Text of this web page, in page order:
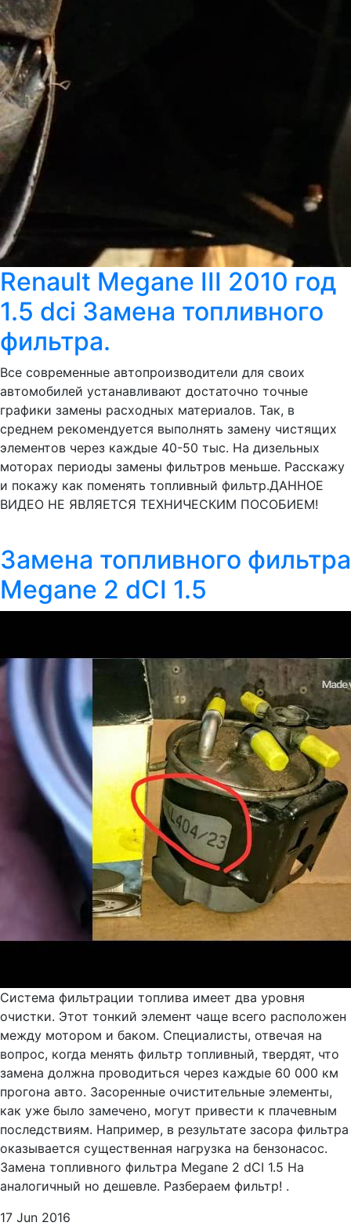
Renault Megane III 2010 год
1.5 dci Замена топливного
фильтра.
Все современные автопроизводители для своих
автомобилей устанавливают достаточно точные
графики замены расходных материалов. Так, в
среднем рекомендуется выполнять замену чистящих
элементов через каждые 40-50 тыс. На дизельных
моторах периоды замены фильтров меньше. Расскажу
и покажу как поменять топливный фильтр.ДАННОЕ
ВИДЕО НЕ ЯВЛЯЕТСЯ ТЕХНИЧЕСКИМ ПОСОБИЕМ!
Замена топливного фильтра
Megane 2 dCI 1.5
Система фильтрации топлива имеет два уровня
очистки. Этот тонкий элемент чаще всего расположен
между мотором и баком. Специалисты, отвечая на
вопрос, когда менять фильтр топливный, твердят, что
замена должна проводиться через каждые 60 000 км
прогона авто. Засоренные очистительные элементы,
как уже было замечено, могут привести к плачевным
последствиям. Например, в результате засора фильтра
оказывается существенная нагрузка на бензонасос.
Замена топливного фильтра Megane 2 dCI 1.5 На
аналогичный но дешевле. Разбераем фильтр! .
17 Jun 2016